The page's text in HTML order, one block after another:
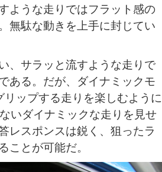
ような走りではフラット感の
無駄な動きを上手に封じてい
、サラッと流すような走りで
ある。だが、ダイナミックモ
ップする走りを楽しむように
いダイナミックな走りを見せ
レスポンスは鋭く、狙ったラ
ことが可能だ。